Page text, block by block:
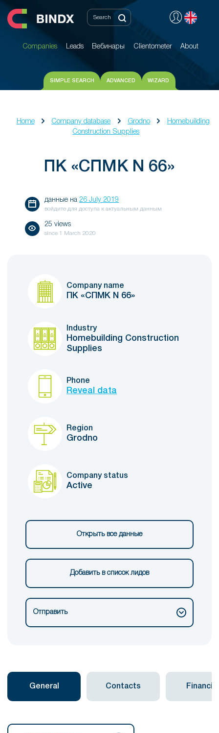
Companies Leads Вебинары Clientometer About
Companies Leads Вебинары Clientometer About
SIMPLE SEARCH ADVANCED WIZARD
Home Company database Grodno
Homebuilding
Construction Supplies
ПК «СПМК N 66»
данные на 26 July 2019
войдите для доступа к актуальным данным
25 views
since 1 March 2020
Company name
ПК «СПМК N 66»
Industry
Homebuilding Construction
Supplies
Phone
Reveal data
Region
Grodno
Company status
Active
Открыть все данные
Добавить в список лидов
Отправить
General Contacts Financial